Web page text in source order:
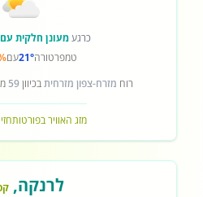
כרגעמעונן חלקית עם
טמפרטורה21°עם
רוח מזרח-צפון מזרחיתבכיוון59
מזג האוויר בפורטו
לרנקה,